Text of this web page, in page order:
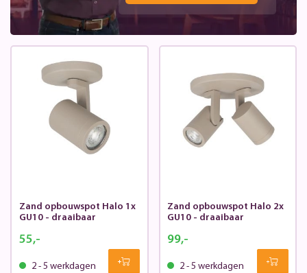
Zand opbouwspot Halo 1x
GU10 - draaibaar
55,-
2 - 5 werkdagen
Zand opbouwspot Halo 2x
GU10 - draaibaar
99,-
2 - 5 werkdagen